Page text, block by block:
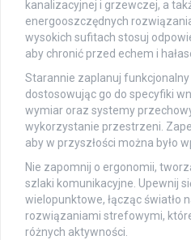
kanalizacyjnej i grzewczej, a
energooszczędnych
wysokich sufitach stosuj
aby chronić przed echem i
Starannie zaplanuj funkcjonalny
dostosowując go do specyfiki
wymiar oraz systemy
wykorzystanie przestrzeni.
aby w przyszłości można było
Nie zapomnij o ergonomii,
szlaki komunikacyjne. Upewnij
wielopunktowe, łącząc światło
rozwiązaniami strefowymi,
różnych aktywności.